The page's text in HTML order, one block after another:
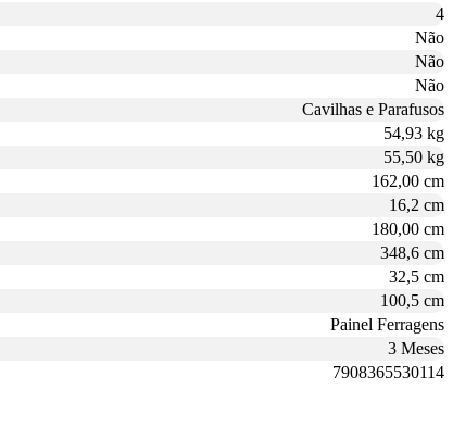
4
Não
Não
Não
Cavilhas e Parafusos
54,93 kg
55,50 kg
162,00 cm
16,2 cm
180,00 cm
348,6 cm
32,5 cm
100,5 cm
Painel Ferragens
3 Meses
7908365530114